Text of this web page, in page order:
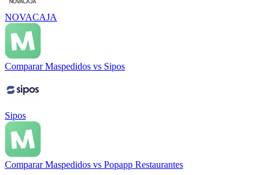
NOVACAJA
Comparar Maspedidos vs Sipos
Sipos
Comparar Maspedidos vs Popapp Restaurantes